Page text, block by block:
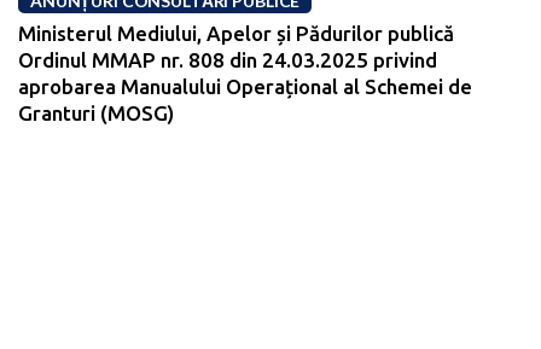
Ministerul Mediului, Apelor și Pădurilor publică
Ordinul MMAP nr. 808 din 24.03.2025 privind
aprobarea Manualului Operațional al Schemei de
Granturi (MOSG)